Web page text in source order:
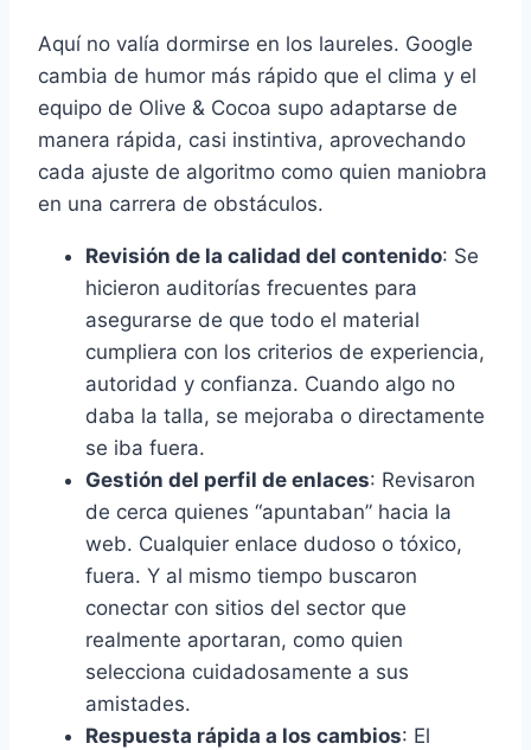
Aquí no valía dormirse en los laureles. Google
cambia de humor más rápido que el clima y el
equipo de Olive & Cocoa supo adaptarse de
manera rápida, casi instintiva, aprovechando
cada ajuste de algoritmo como quien maniobra
en una carrera de obstáculos.
Revisión de la calidad del contenido: Se
hicieron auditorías frecuentes para
asegurarse de que todo el material
cumpliera con los criterios de experiencia,
autoridad y confianza. Cuando algo no
daba la talla, se mejoraba o directamente
se iba fuera.
Gestión del perfil de enlaces: Revisaron
de cerca quienes “apuntaban” hacia la
web. Cualquier enlace dudoso o tóxico,
fuera. Y al mismo tiempo buscaron
conectar con sitios del sector que
realmente aportaran, como quien
selecciona cuidadosamente a sus
amistades.
Respuesta rápida a los cambios: El